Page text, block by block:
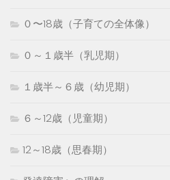
０〜18歳（子育ての全体像）
０～１歳半（乳児期）
１歳半～６歳（幼児期）
６～12歳（児童期）
12～18歳（思春期）